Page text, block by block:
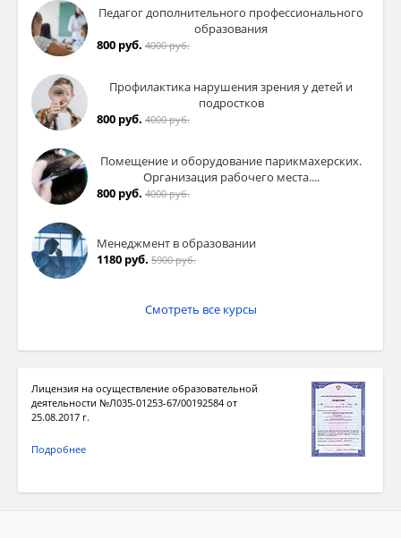
Педагог дополнительного профессионального
образования
800 руб. 4000 руб.
Профилактика нарушения зрения у детей и
подростков
800 руб. 4000 руб.
Помещение и оборудование парикмахерских.
Организация рабочего места....
800 руб. 4000 руб.
Менеджмент в образовании
1180 руб. 5900 руб.
Смотреть все курсы
Лицензия на осуществление образовательной
деятельности №Л035-01253-67/00192584 от
25.08.2017 г.
Подробнее